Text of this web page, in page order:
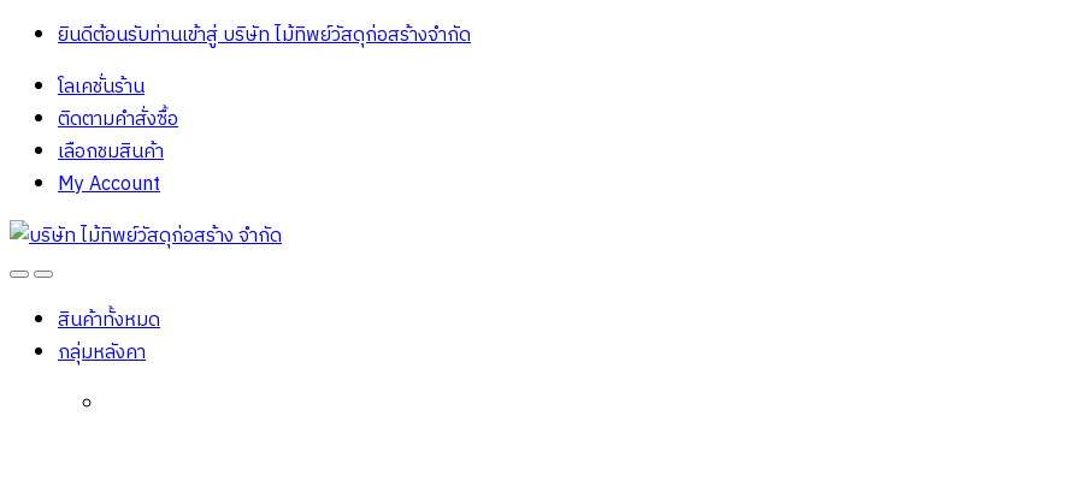
ยินดีต้อนรับท่านเข้าสู่ บริษัท ไม้ทิพย์วัสดุก่อสร้างจํากัด
โลเคชั่นร้าน
ติดตามคำสั่งซื้อ
เลือกชมสินค้า
My Account
OpenClose
สินค้าทั้งหมด
กลุ่มหลังคา